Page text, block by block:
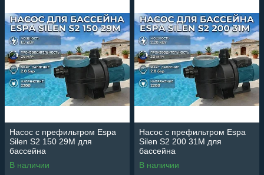
Насос c префильтром Espa
Silen S2 150 29M для
бассейна
(Производительность 26 м3/
ч, мощность: 1,90 кВт,
В наличии
Насос c префильтром Espa
Silen S2 200 31M для
бассейна
(Производительность 30 м3/
ч, мощность: 2,20 кВт,
В наличии